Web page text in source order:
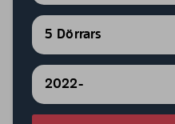
5 Dörrars
2022-